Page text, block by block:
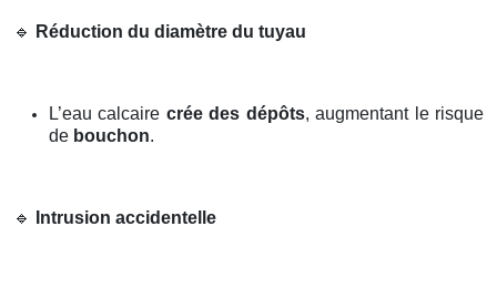
🔹 Réduction du diamètre du tuyau
L’eau calcaire crée des dépôts, augmentant le risque
de bouchon.
🔹 Intrusion accidentelle